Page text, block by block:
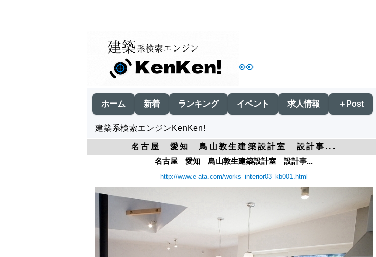
👀
ホーム 新着 ランキング イベント 求人情報 ＋Post
建築系検索エンジンKenKen!
名古屋 愛知 鳥山敦生建築設計室 設計事...
名古屋 愛知 鳥山敦生建築設計室 設計事...
http://www.e-ata.com/works_interior03_kb001.html